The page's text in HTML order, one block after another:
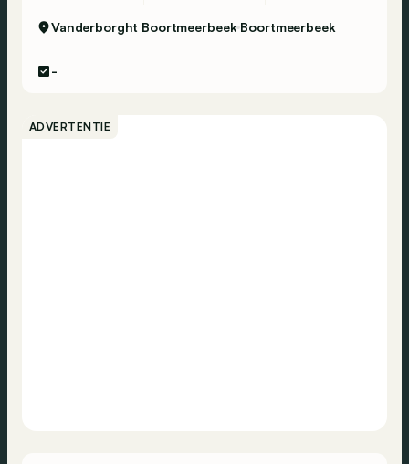
Vanderborght Boortmeerbeek Boortmeerbeek
-
ADVERTENTIE